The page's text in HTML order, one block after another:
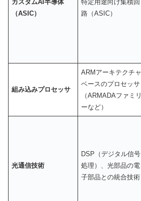
カスタムAI半導体
（ASIC）
特定用途向け集積回
路（ASIC）
組み込みプロセッサ
ARMアーキテクチャ
ベースのプロセッサ
（ARMADAファミリ
ーなど）
光通信技術
DSP（デジタル信号
処理）、光部品の電
子部品との統合技術